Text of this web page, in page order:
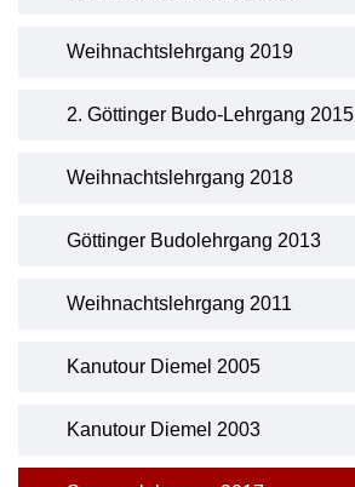
Weihnachtslehrgang 2019
2. Göttinger Budo-Lehrgang 2015
Weihnachtslehrgang 2018
Göttinger Budolehrgang 2013
Weihnachtslehrgang 2011
Kanutour Diemel 2005
Kanutour Diemel 2003